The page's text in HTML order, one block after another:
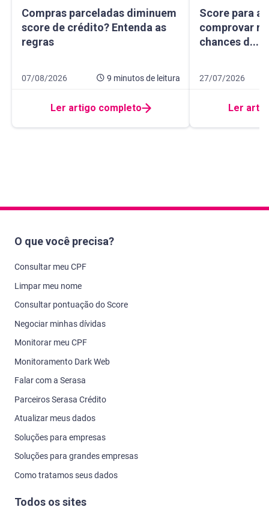
Compras parceladas diminuem
score de crédito? Entenda as
regras
Compras parceladas diminuem score de crédito? Entenda
Data de publicação 7 de agosto de 2026
07/08/2026 9 minutosde leitura
9 minutos de leitura
Ler artigo completo
Score para
comprovar
chances d...
Score para
Data de
27/07/2026
11 minutos de
Ler
O que você precisa?
Consultar meu CPF
Limpar meu nome
Consultar pontuação do Score
Negociar minhas dívidas
Monitorar meu CPF
Monitoramento Dark Web
Falar com a Serasa
Parceiros Serasa Crédito
Atualizar meus dados
Soluções para empresas
Soluções para grandes empresas
Como tratamos seus dados
Todos os sites